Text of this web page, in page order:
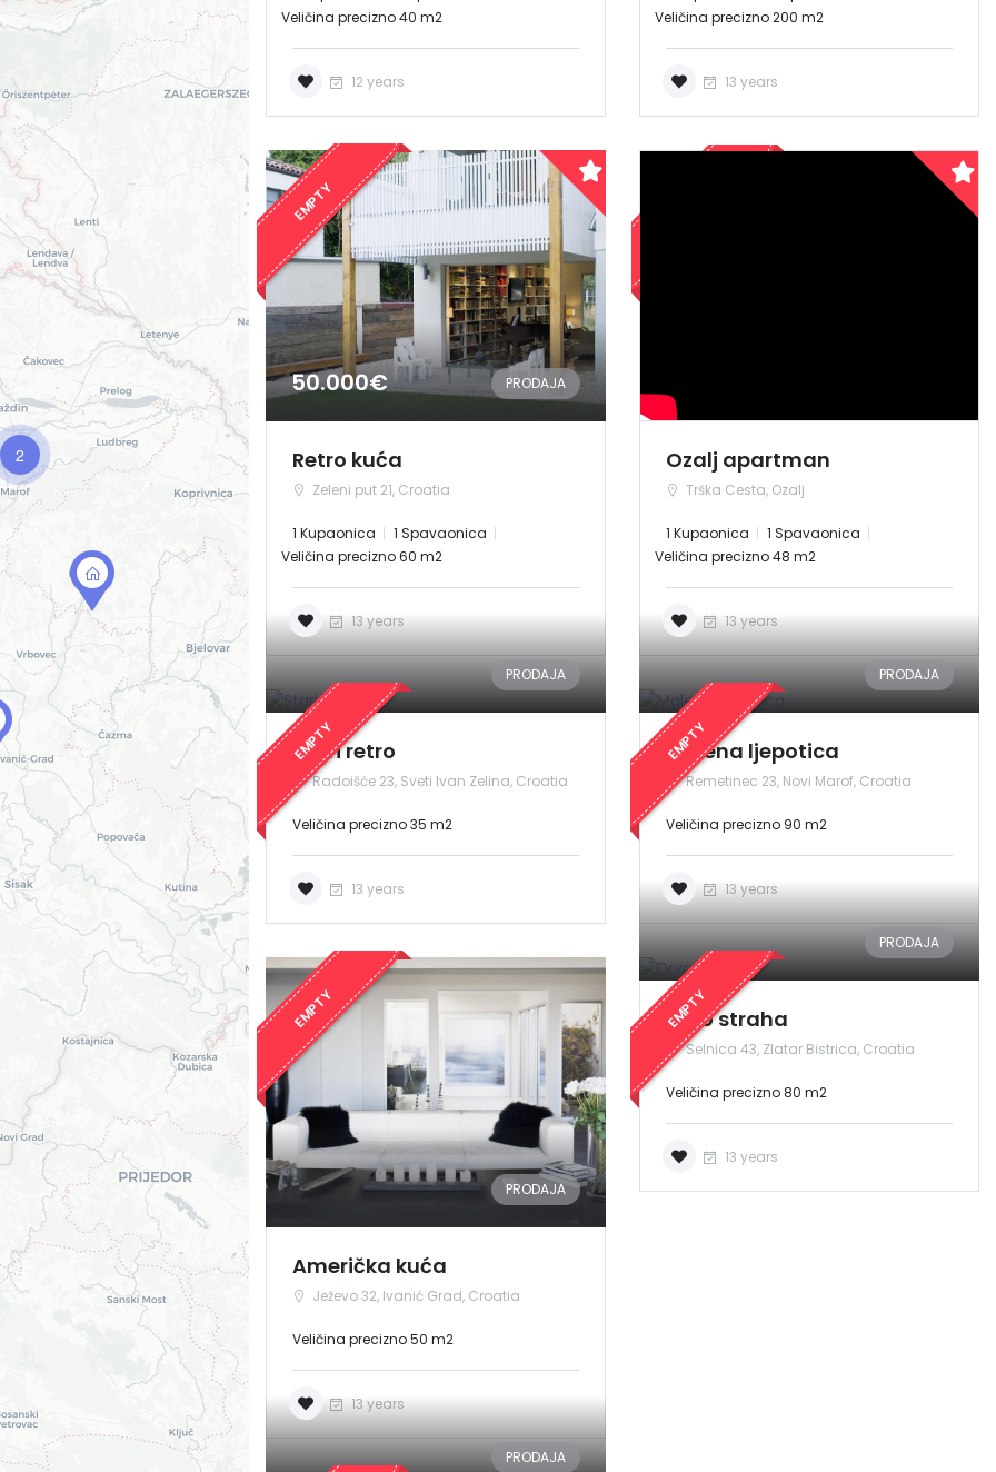
2
Veličina precizno 40 m2
12 years
Veličina precizno 200 m2
13 years
EMPTY
50.000€ PRODAJA
Retro kuća
Zeleni put 21, Croatia
1 Kupaonica
1 Spavaonica
Veličina precizno 60 m2
13 years
Ozalj apartman
Trška Cesta, Ozalj
1 Kupaonica
1 Spavaonica
Veličina precizno 48 m2
13 years
EMPTY
PRODAJA
Stari retro
Radoišće 23, Sveti Ivan Zelina, Croatia
Veličina precizno 35 m2
13 years
EMPTY
PRODAJA
Malena ljepotica
Remetinec 23, Novi Marof, Croatia
Veličina precizno 90 m2
13 years
EMPTY
PRODAJA
Američka kuća
Ježevo 32, Ivanić Grad, Croatia
Veličina precizno 50 m2
13 years
EMPTY
PRODAJA
Drvo straha
Selnica 43, Zlatar Bistrica, Croatia
Veličina precizno 80 m2
13 years
PRODAJA
Demo login details for Admin:
Username: admin
Lozinka: admin
Demo login details for User:
Username: user
Lozinka: user
Zapamti me Forgot Password?